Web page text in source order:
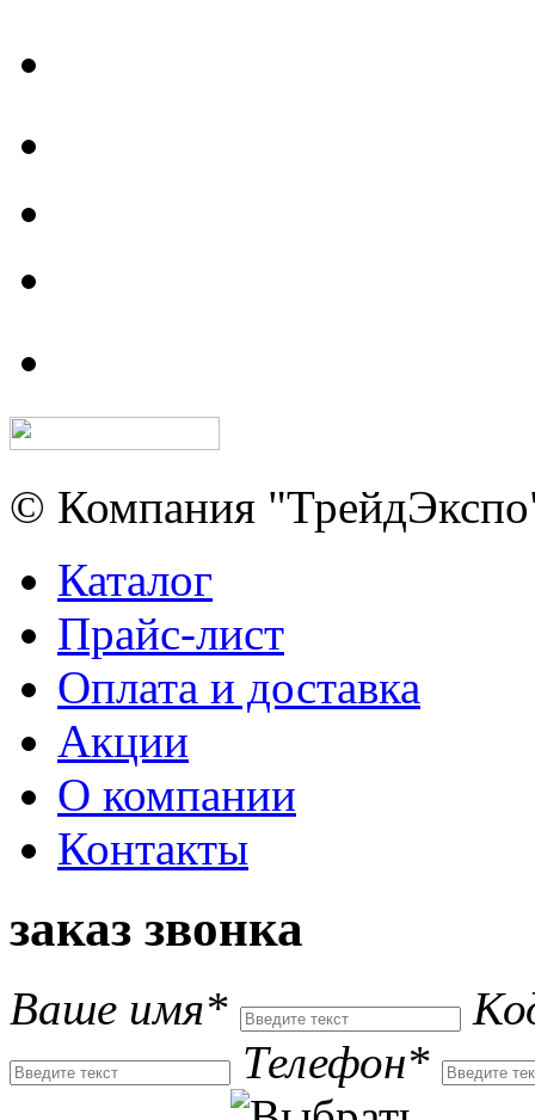
© Компания
Каталог
Прайс-лист
Оплата и доставка
Акции
О компании
Контакты
заказ звонка
Ваше имя*
Телефон*